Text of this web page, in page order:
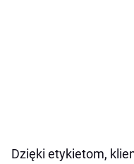
Dzięki etykietom,